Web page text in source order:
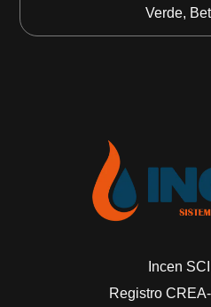
Verde,
Incen
Registro